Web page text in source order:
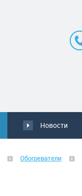
Новости
Обогреватели